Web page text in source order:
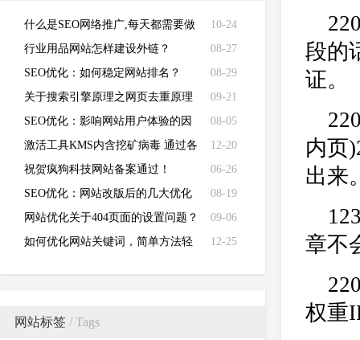
10-24
什么是SEO网络推广,每天都需要做
那些事?
08-27
行业用品网站怎样建设外链？
08-29
SEO优化：如何稳定网站排名？
09-21
关于搜索引擎原理之网页去重原理
08-05
SEO优化：影响网站用户体验的因
素有哪些？
12-20
激活工具KMS内含挖矿病毒 通过各
大搜索引擎传播
06-26
祝贺疯狗科技网站备案通过！
08-19
SEO优化：网站改版后的几大优化
方法
09-06
网站优化关于404页面的设置问题？
12-25
如何优化网站关键词，简单方法轻
网站标签 / Tags
段的
证。
内页
出来
章不
权重